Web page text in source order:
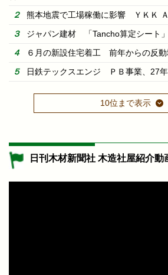
熊本地震で工場稼働に影響 ＹＫＫ
ジャパン建材 「Tancho算定シート
６月の新設住宅着工 前年からの反動
日鉄テックスエンジ ＰＢ事業、27
10位まで表示
日刊木材新聞社 木造社屋紹介動